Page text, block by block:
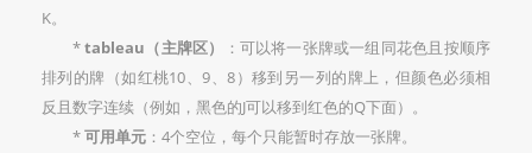
K。
*tableau（主牌区）
：可以将一张牌或一组同花色且按顺序
排列的牌（如红桃10、9、8）移到另一列的牌上，但颜色必须相
反且数字连续（例如，黑色的J可以移到红色的Q下面）。
*可用单元 ：4个空位，每个只能暂时存放一张牌。